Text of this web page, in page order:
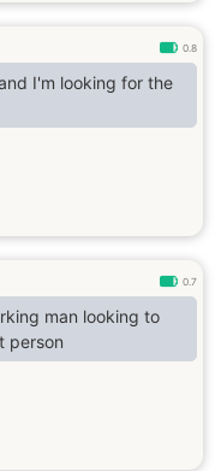
0.8
I'm looking for the
0.7
man looking to
person